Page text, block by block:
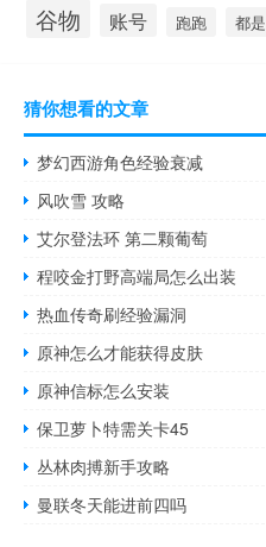
谷物 账号 跑跑 都是
猜你想看的文章
梦幻西游角色经验衰减
风吹雪 攻略
艾尔登法环 第二颗葡萄
程咬金打野高端局怎么出装
热血传奇刷经验漏洞
原神怎么才能获得皮肤
原神信标怎么安装
保卫萝卜特需关卡45
丛林肉搏新手攻略
曼联冬天能进前四吗